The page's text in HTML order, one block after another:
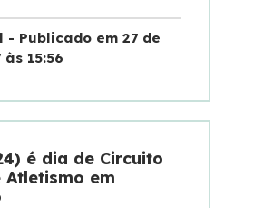
- Publicado em 27 de
às 15:56
é dia de Circuito
Atletismo em